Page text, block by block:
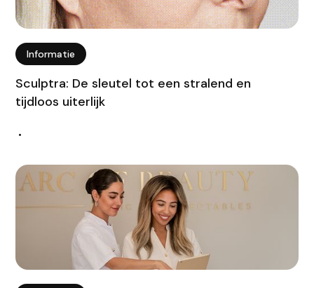
Informatie
Sculptra: De sleutel tot een stralend en
tijdloos uiterlijk
•